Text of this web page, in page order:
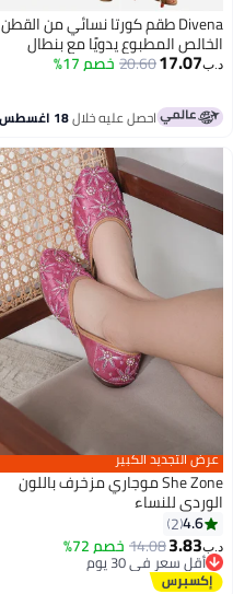
Divena طقم كورتا نسائي من القطن
الخالص المطبوع يدويًا مع بنطال
ودوباتا
د.ب‏17.07
20.60خصم 17%
احصل عليه خلال18 اغسطس
عرض التجديد الكبير
She Zone موجاري مزخرف باللون
الوردي للنساء
4.6
2
د.ب‏3.83
14.08خصم 72%
أقل سعر في 30 يوم
أقل سعر في 30 يوم